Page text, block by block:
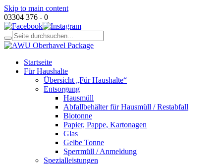
Skip to main content
03304 376 - 0
Startseite
Für Haushalte
Übersicht „Für Haushalte“
Entsorgung
Hausmüll
Abfallbehälter für Hausmüll / Restabfall
Biotonne
Papier, Pappe, Kartonagen
Glas
Gelbe Tonne
Sperrmüll / Anmeldung
Spezialleistungen